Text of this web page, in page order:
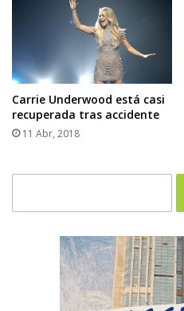
Carrie Underwood está casi
recuperada tras accidente
11 Abr, 2018